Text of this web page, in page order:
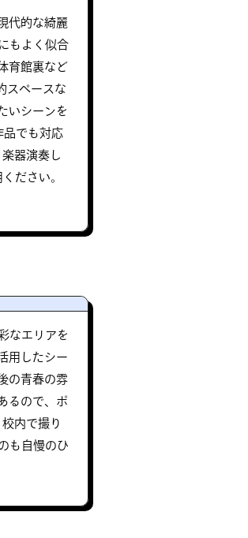
代的な綺麗
もよく似合
育館裏など
スペースな
いシーンを
品でも対応
器演奏し
ださい。
なエリアを
用したシー
の青春の雰
るので、ポ
内で撮り
も自慢のひ